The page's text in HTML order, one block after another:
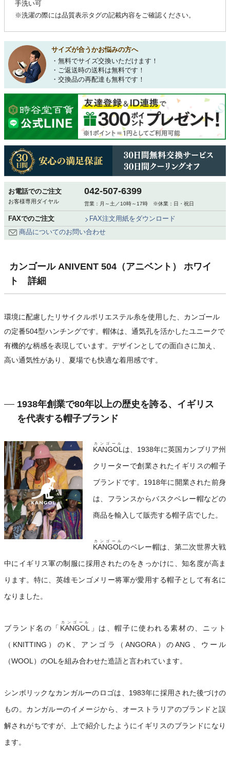
手洗い可
※洗濯の際には品質表示タグの記載内容をご確認ください。
サイズが合うかお悩みの方へ
・無料でサイズ交換いただけます！
・ご返送時の送料は無料です！
・交換品の再配達も無料です！
お電話でのご注文
お客様専用ダイヤル
042-507-6399
営業：月～土／10時～17時 ※休業：日・祝日
FAXでのご注文
FAX注文用紙をダウンロード
商品についてのお問い合わせ
カンゴール ANIVENT 504（アニベント） ホワイ
ト 詳細
環境に配慮したリサイクルポリエステル糸を使用した、カンゴール
の定番504型ハンチングです。帽体は、通気孔を活かしたユニークで
有機的な柄感を表現しています。デザインとしての面白さに加え、
高い通気性があり、夏場でも快適な着用感です。
1938年創業で80年以上の歴史を誇る、イギリス
を代表する帽子ブランド
KANGOL
カンゴール
は、1938年に英国カンブリア州
クリーターで創業されたイギリスの帽子
ブランドです。1918年に開業された前身
は、フランスからバスクベレー帽などの
商品を輸入して販売する帽子店でした。
KANGOL
カンゴール
のベレー帽は、第二次世界大戦
中にイギリス軍の制服に採用されたのをきっかけに、知名度が高ま
ります。特に、英雄モンゴメリー将軍が愛用する帽子として有名に
なりました。
ブランド名の「 KANGOL
カンゴール
」は、帽子に使われる素材の、ニット
（KNITTING）のK、アンゴラ（ANGORA）のANG、ウール
（WOOL）のOLを組み合わせた造語と言われています。
シンボリックなカンガルーのロゴは、1983年に採用された後づけの
もの。カンガルーのイメージから、オーストラリアのブランドと誤
解されがちですが、上で紹介したようにイギリスのブランドになり
ます。